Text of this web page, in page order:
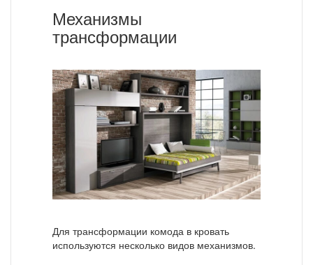
Механизмы
трансформации
Для трансформации комода в кровать
используются несколько видов механизмов.